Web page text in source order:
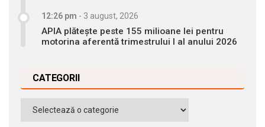
12:26 pm - 3 august, 2026
APIA plătește peste 155 milioane lei pentru
motorina aferentă trimestrului I al anului 2026
CATEGORII
Categorii